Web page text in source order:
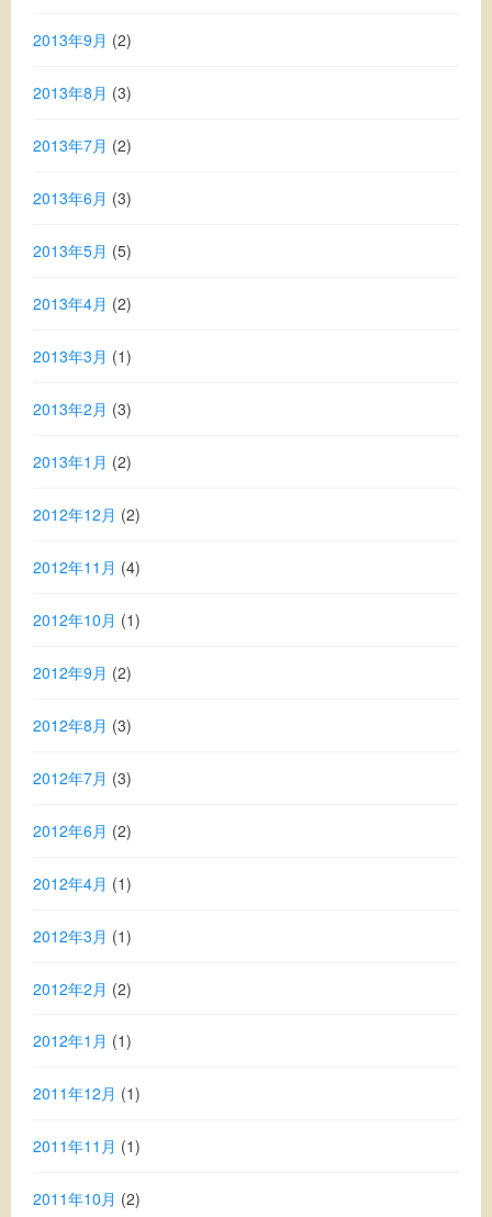
2013年9月 (2)
2013年8月 (3)
2013年7月 (2)
2013年6月 (3)
2013年5月 (5)
2013年4月 (2)
2013年3月 (1)
2013年2月 (3)
2013年1月 (2)
2012年12月 (2)
2012年11月 (4)
2012年10月 (1)
2012年9月 (2)
2012年8月 (3)
2012年7月 (3)
2012年6月 (2)
2012年4月 (1)
2012年3月 (1)
2012年2月 (2)
2012年1月 (1)
2011年12月 (1)
2011年11月 (1)
2011年10月 (2)